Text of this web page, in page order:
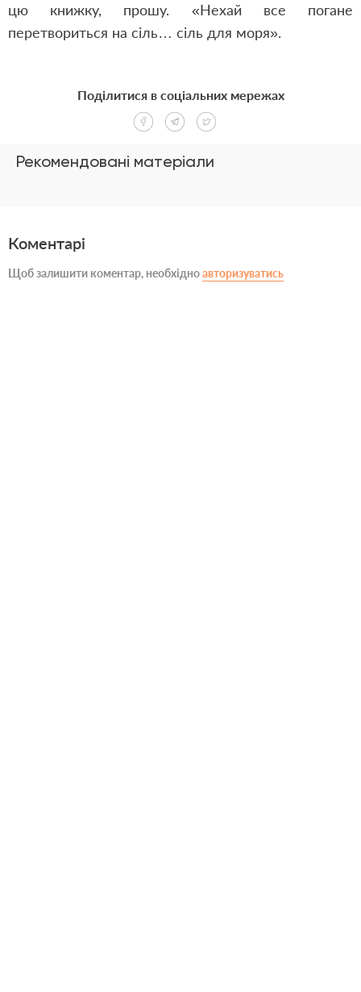
цю книжку, прошу. «Нехай все погане
перетвориться на сіль… сіль для моря».
Рекомендовані матеріали
Поділитися в соціальних мережах
Коментарі
Щоб залишити коментар, необхідноавторизуватись